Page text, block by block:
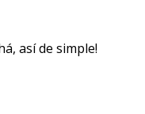
así de simple!